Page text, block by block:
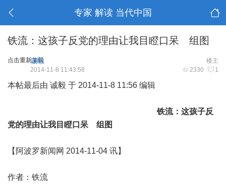
专家 解读 当代中国
铁流：这孩子反党的理由让我目瞪口呆 组图
点击重新加载 楼主
诚毅
2330 1
2014-11-8 11:43:58
本帖最后由 诚毅 于 2014-11-8 11:56 编辑
铁流：这孩子反
党的理由让我目瞪口呆 组图
【阿波罗新闻网 2014-11-04 讯】
作者：铁流